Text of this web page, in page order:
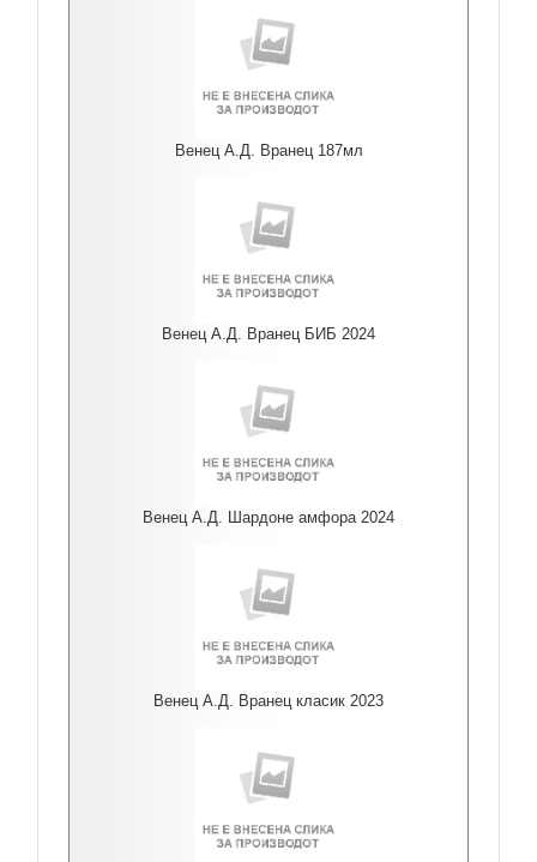
Венец А.Д. Вранец 187мл
Венец А.Д. Вранец БИБ 2024
Венец А.Д. Шардоне амфора 2024
Венец А.Д. Вранец класик 2023